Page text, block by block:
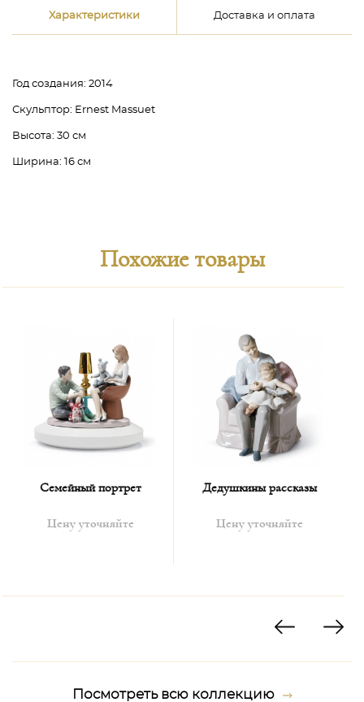
Характеристики Доставка и оплата
Год создания: 2014
Скульптор: Ernest Massuet
Высота: 30 см
Ширина: 16 см
Похожие товары
Семейный портрет
Цену уточняйте
Дедушкины рассказы
Цену уточняйте
Посмотреть всю коллекцию